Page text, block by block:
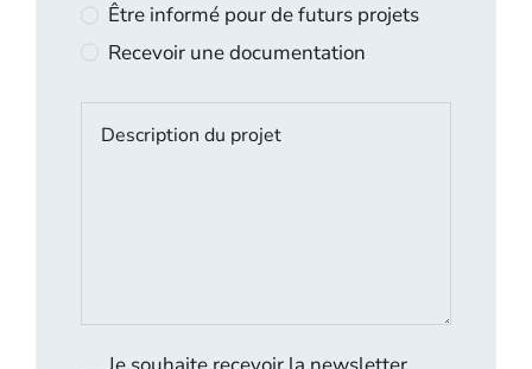
Être informé pour de futurs projets
Recevoir une documentation